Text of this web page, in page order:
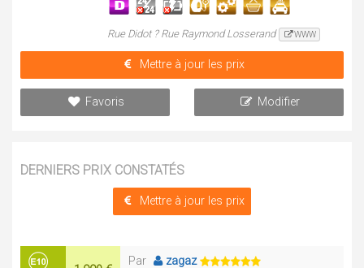
Rue Didot ? Rue Raymond Losserand WWW
Mettre à jour les prix
Favoris Modifier
DERNIERS PRIX CONSTATÉS
Mettre à jour les prix
Par
zagaz